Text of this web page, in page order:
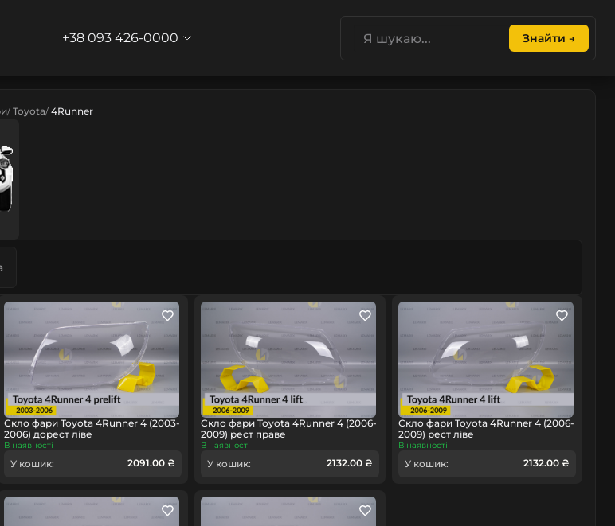
+38 093 426-0000 Знайти →
Toyota 4Runner
Скло фари Toyota 4Runner 4 (2003-
2006) дорест ліве
В наявності
У кошик: 2091.00 ₴
Скло фари Toyota 4Runner 4 (2006-
2009) рест праве
В наявності
У кошик: 2132.00 ₴
Скло фари Toyota 4Runner 4 (2006-
2009) рест ліве
В наявності
У кошик: 2132.00 ₴